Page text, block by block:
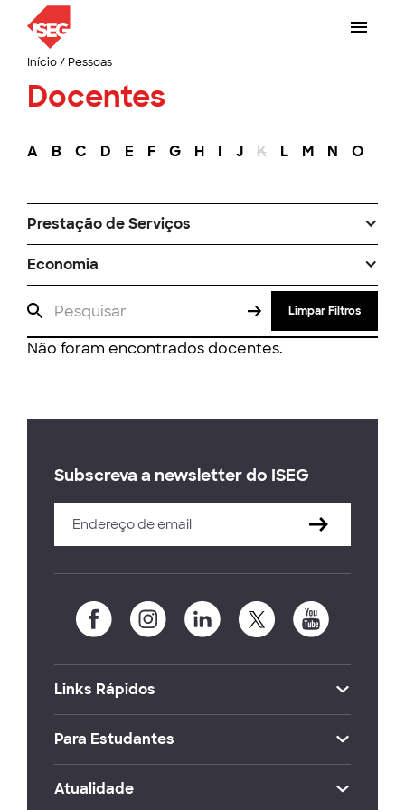
Início/ Pessoas
Docentes
A B C D E F G H I J K L M N O
Prestação de Serviços
Economia
Limpar Filtros
Não foram encontrados docentes.
Subscreva a newsletter do ISEG
Links Rápidos
Para Estudantes
Atualidade